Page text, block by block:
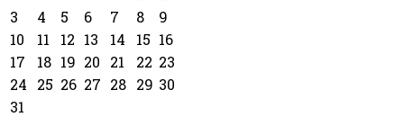
3
4 5 6 7 8
9
10
11 12 13 14 15 16
17
18 19 20 21 22 23
24
25 26 27 28 29 30
31